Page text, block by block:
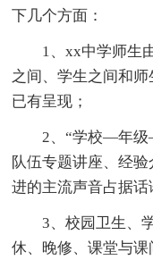
下几个方面：
1、xx中学师生由
之间、学生之间和
已有呈现；
2、“学校—年级—
队伍专题讲座、经
进的主流声音占据话
3、校园卫生、学
休、晚修、课堂与